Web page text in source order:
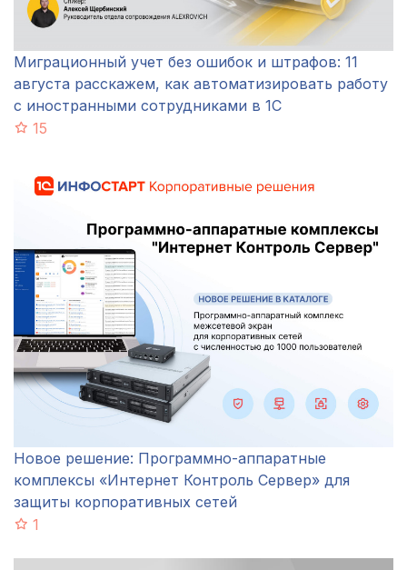
Миграционный учет без ошибок и штрафов: 11
августа расскажем, как автоматизировать работу
с иностранными сотрудниками в 1С
15
Новое решение: Программно-аппаратные
комплексы «Интернет Контроль Сервер» для
защиты корпоративных сетей
1